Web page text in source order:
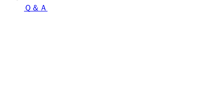
Ｑ＆Ａ